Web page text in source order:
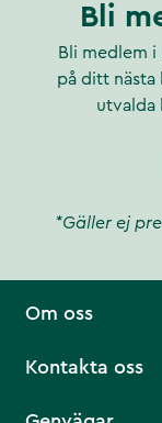
Bli
Bli medlem i
på ditt nästa
utvalda
*Gäller ej
Om oss
Kontakta oss